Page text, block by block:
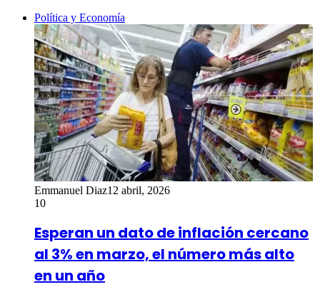
Política y Economía
Emmanuel Diaz12 abril, 2026
10
Esperan un dato de inflación cercano
al 3% en marzo, el número más alto
en un año